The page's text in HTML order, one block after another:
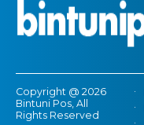
Copyright @ 2026
Bintuni Pos, All
Rights Reserved